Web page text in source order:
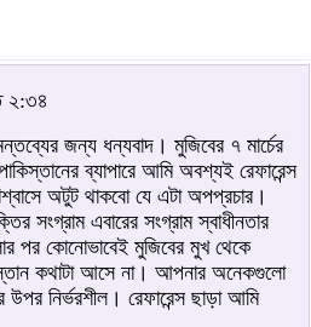
২:৩৪
জন্য ধন্যবাদ। মুজিবের ৭ মার্চের
ব্যাপারে আমি অবশ্যই রেফারেন্স
অটুট থাকবো যে এটা অপপ্রচার।
সংগ্রাম এবারের সংগ্রাম স্বাধীনতার
পর কোনোভাবেই মুজিবের মুখ থেকে
কথাটা আসে না। আপনার অনেকগুলো
নির্ভরশীল। রেফারেন্স ছাড়া আমি